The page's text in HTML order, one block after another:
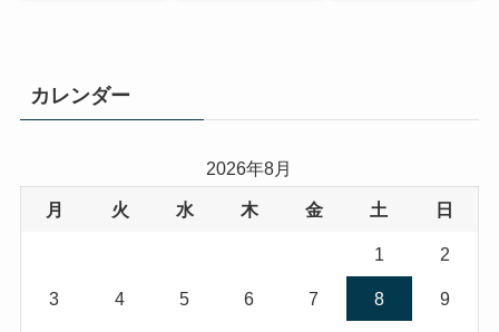
カレンダー
2026年8月
月 火 水 木 金 土 日
1 2
3 4 5 6 7 8 9